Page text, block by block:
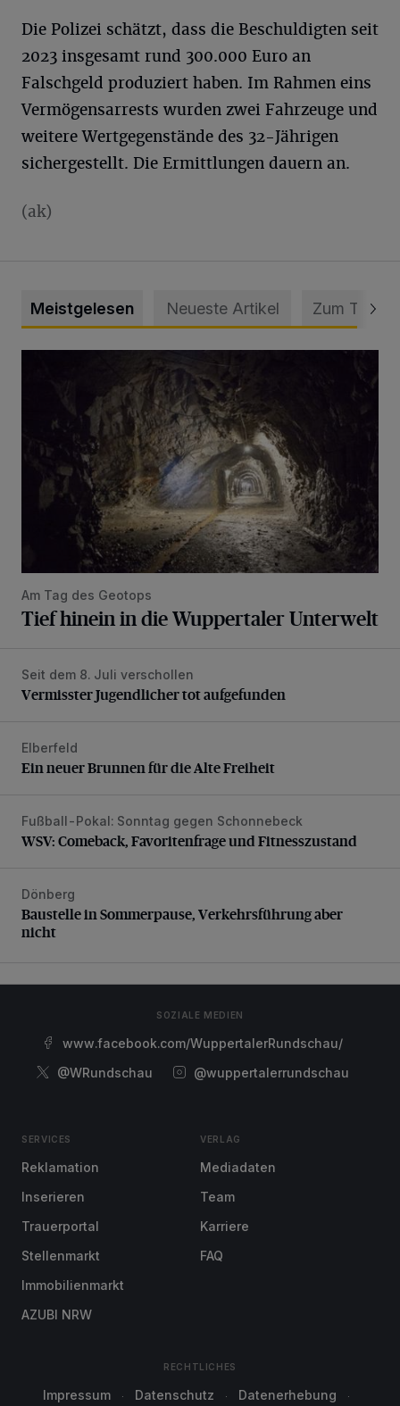
Die Polizei schätzt, dass die Beschuldigten seit
2023 insgesamt rund 300.000 Euro an
Falschgeld produziert haben. Im Rahmen eins
Vermögensarrests wurden zwei Fahrzeuge und
weitere Wertgegenstände des 32-Jährigen
sichergestellt. Die Ermittlungen dauern an.
(ak)
Meistgelesen Neueste Artikel Zum Thema
Am Tag des Geotops
Tief hinein in die Wuppertaler Unterwelt
Vermisster Jugendlicher tot aufgefunden
Seit dem 8. Juli verschollen
Vermisster Jugendlicher tot aufgefunden
Ein neuer Brunnen für die Alte Freiheit
Elberfeld
Ein neuer Brunnen für die Alte Freiheit
WSV: Comeback, Favoritenfrage und Fitnesszustand
Fußball-Pokal: Sonntag gegen Schonnebeck
WSV: Comeback, Favoritenfrage und Fitnesszustand
Baustelle in Sommerpause, Verkehrsführung aber nicht
Dönberg
Baustelle in Sommerpause, Verkehrsführung aber
nicht
SOZIALE MEDIEN
www.facebook.com/WuppertalerRundschau/
@WRundschau
@wuppertalerrundschau
SERVICES
Reklamation
Inserieren
Trauerportal
Stellenmarkt
Immobilienmarkt
AZUBI NRW
VERLAG
Mediadaten
Team
Karriere
FAQ
RECHTLICHES
Impressum Datenschutz Datenerhebung